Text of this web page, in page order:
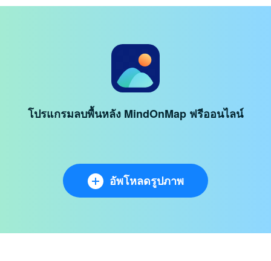
โปรแกรมลบพื้นหลัง MindOnMap ฟรีออนไลน์
อัพโหลดรูปภาพ